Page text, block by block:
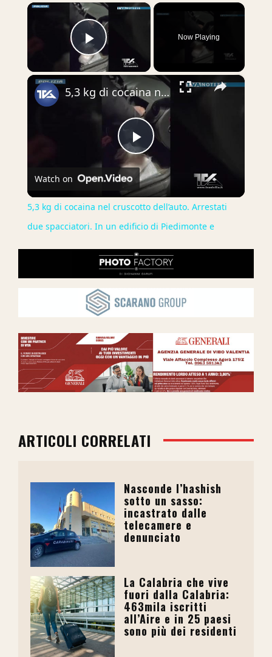
×
Play Video
Now Playing
×
Play
Video
5,3 kg di cocaina nel cruscotto dell’auto. Arrestati due spacciatori. In un edificio di Piedimonte e
Watch on
5,3 kg di cocaina nel cruscotto dell’auto. Arrestati
due spacciatori. In un edificio di Piedimonte e
ARTICOLI CORRELATI
Nasconde l’hashish
sotto un sasso:
incastrato dalle
telecamere e
denunciato
La Calabria che vive
fuori dalla Calabria:
463mila iscritti
all’Aire e in 25 paesi
sono più dei residenti